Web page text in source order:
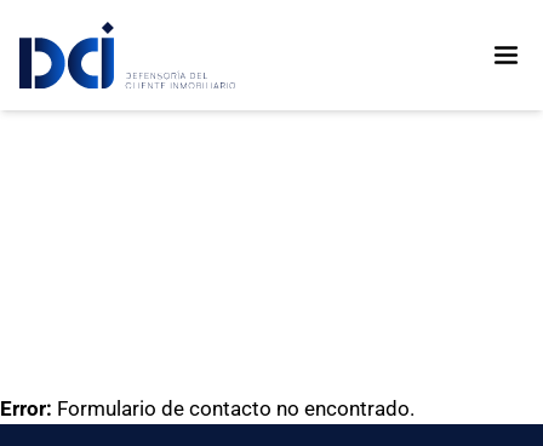
Error: Formulario de contacto no encontrado.